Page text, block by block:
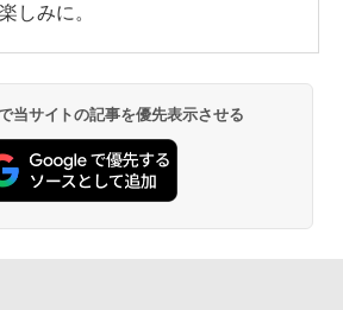
しみに。
当サイトの記事を優先表示させる